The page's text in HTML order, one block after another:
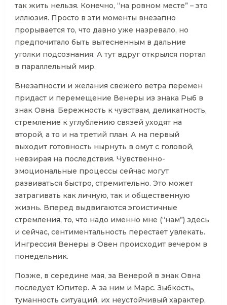
так жить нельзя. Конечно, “на ровном месте” – это
иллюзия. Просто в эти моменты внезапно
прорывается то, что давно уже назревало, но
предпочитало быть вытесненным в дальние
уголки подсознания. А тут вдруг открылся портал
в параллельный мир.
Внезапности и желания свежего ветра перемен
придаст и перемещение Венеры из знака Рыб в
знак Овна. Бережность к чувствам, деликатность,
стремление к углублению связей уходят на
второй, а то и на третий план. А на первый
выходит готовность нырнуть в омут с головой,
невзирая на последствия. Чувственно-
эмоциональные процессы сейчас могут
развиваться быстро, стремительно. Это может
затрагивать как личную, так и общественную
жизнь. Вперед выдвигаются эгоистичные
стремления, то, что надо именно мне (“нам”) здесь
и сейчас, сентиментальность перестает увлекать.
Ингрессия Венеры в Овен происходит вечером в
понедельник.
Позже, в середине мая, за Венерой в знак Овна
последует Юпитер. А за ним и Марс. Зыбкость,
туманность ситуаций, их неустойчивый характер,